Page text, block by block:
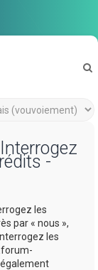
-
les
par « nous »,
les